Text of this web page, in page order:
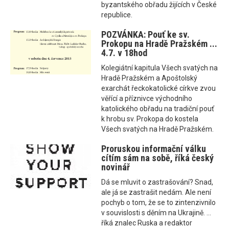
byzantského obřadu žijících v České
republice.
POZVÁNKA: Pouť ke sv.
Prokopu na Hradě Pražském ...
4.7. v 18hod
Kolegiátní kapitula Všech svatých na
Hradě Pražském a Apoštolský
exarchát řeckokatolické církve zvou
věřící a příznivce východního
katolického obřadu na tradiční pouť
k hrobu sv. Prokopa do kostela
Všech svatých na Hradě Pražském.
Proruskou informační válku
cítím sám na sobě, říká český
novinář
Dá se mluvit o zastrašování? Snad,
ale já se zastrašit nedám. Ale není
pochyb o tom, že se to zintenzivnilo
v souvislosti s děním na Ukrajině. ...
říká znalec Ruska a redaktor